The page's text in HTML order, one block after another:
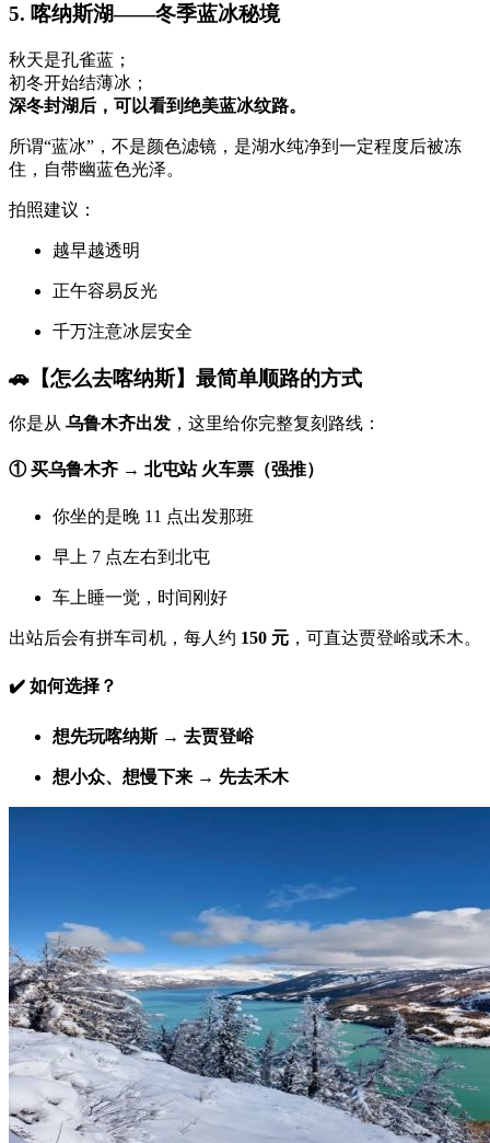
5. 喀纳斯湖——冬季蓝冰秘境
秋天是孔雀蓝；
初冬开始结薄冰；
深冬封湖后，可以看到绝美蓝冰纹路。
所谓“蓝冰”，不是颜色滤镜，是湖水纯净到一定程度后被冻
住，自带幽蓝色光泽。
拍照建议：
越早越透明
正午容易反光
千万注意冰层安全
🚗【怎么去喀纳斯】最简单顺路的方式
你是从 乌鲁木齐出发 ，这里给你完整复刻路线：
① 买乌鲁木齐 → 北屯站 火车票（强推）
你坐的是晚 11 点出发那班
早上 7 点左右到北屯
车上睡一觉，时间刚好
出站后会有拼车司机，每人约 150 元 ，可直达贾登峪或禾木。
✔️ 如何选择？
想先玩喀纳斯 → 去贾登峪
想小众、想慢下来 → 先去禾木